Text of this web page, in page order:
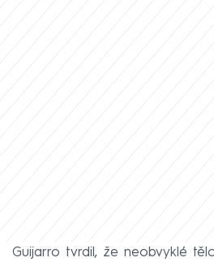
Guijarro tvrdil, že neobvyklé